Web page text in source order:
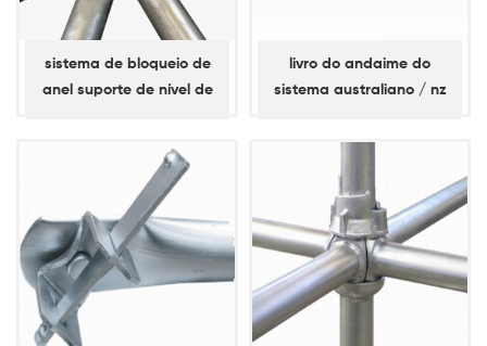
sistema de bloqueio de
anel suporte de nível de
livro do andaime do
sistema australiano / nz